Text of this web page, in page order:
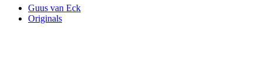
Guus van Eck
Originals